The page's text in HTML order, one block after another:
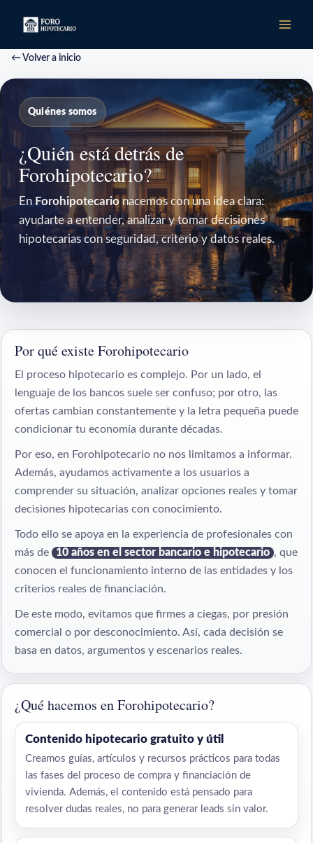
← Volver a inicio
Quiénes somos
¿Quién está detrás de
Forohipotecario?
EnForohipotecario nacemos con una idea clara:
ayudarte a entender, analizar y tomar decisiones
hipotecarias con seguridad, criterio y datos reales.
Por qué existe Forohipotecario
El proceso hipotecario es complejo. Por un lado, el
lenguaje de los bancos suele ser confuso; por otro, las
ofertas cambian constantemente y la letra pequeña puede
condicionar tu economía durante décadas.
Por eso, en Forohipotecario no nos limitamos a informar.
Además, ayudamos activamente a los usuarios a
comprender su situación, analizar opciones reales y tomar
decisiones hipotecarias con conocimiento.
Todo ello se apoya en la experiencia de profesionales con
más de
10 años en el sector bancario e hipotecario , que
conocen el funcionamiento interno de las entidades y los
criterios reales de financiación.
De este modo, evitamos que firmes a ciegas, por presión
comercial o por desconocimiento. Así, cada decisión se
basa en datos, argumentos y escenarios reales.
¿Qué hacemos en Forohipotecario?
Contenido hipotecario gratuito y útil
Creamos guías, artículos y recursos prácticos para todas
las fases del proceso de compra y financiación de
vivienda. Además, el contenido está pensado para
resolver dudas reales, no para generar leads sin valor.